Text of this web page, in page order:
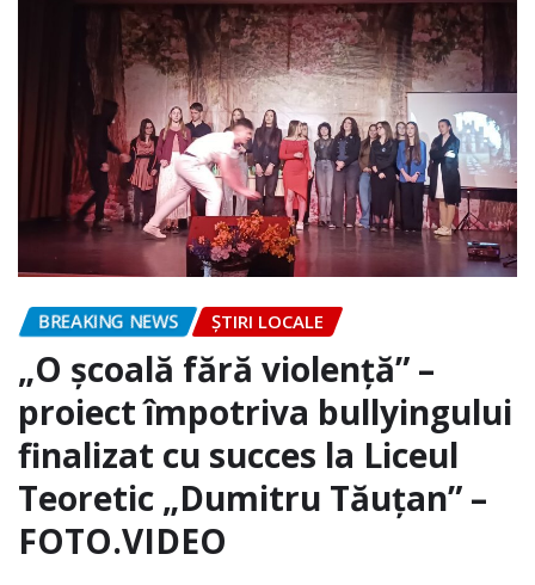
BREAKING NEWS ȘTIRI LOCALE
„O școală fără violență” –
proiect împotriva bullyingului
finalizat cu succes la Liceul
Teoretic „Dumitru Tăuțan” –
FOTO.VIDEO